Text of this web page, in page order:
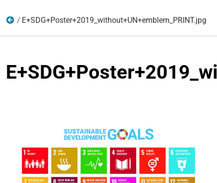
Immagini
E+SDG+Poster+2019_without+UN+emblem_PRINT.jpg